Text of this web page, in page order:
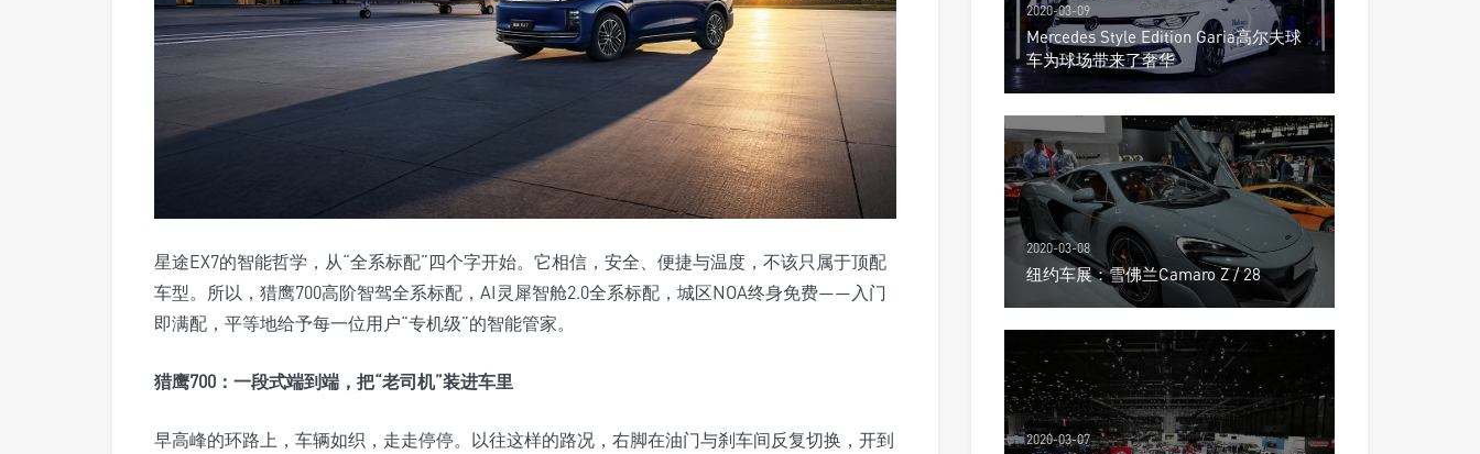
星途EX7的智能哲学，从“全系标配”四个字开始。它相信，安全、便捷与温度，不该只属于顶配
车型。所以，猎鹰700高阶智驾全系标配，AI灵犀智舱2.0全系标配，城区NOA终身免费——入门
即满配，平等地给予每一位用户“专机级”的智能管家。
猎鹰700：一段式端到端，把“老司机”装进车里
早高峰的环路上，车辆如织，走走停停。以往这样的路况，右脚在油门与刹车间反复切换，开到
2020-03-09
Mercedes Style Edition Garia高尔夫球
车为球场带来了奢华
2020-03-08
纽约车展：雪佛兰Camaro Z / 28
2020-03-07